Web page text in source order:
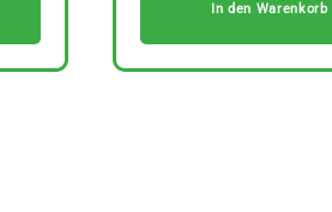
In den Warenkorb